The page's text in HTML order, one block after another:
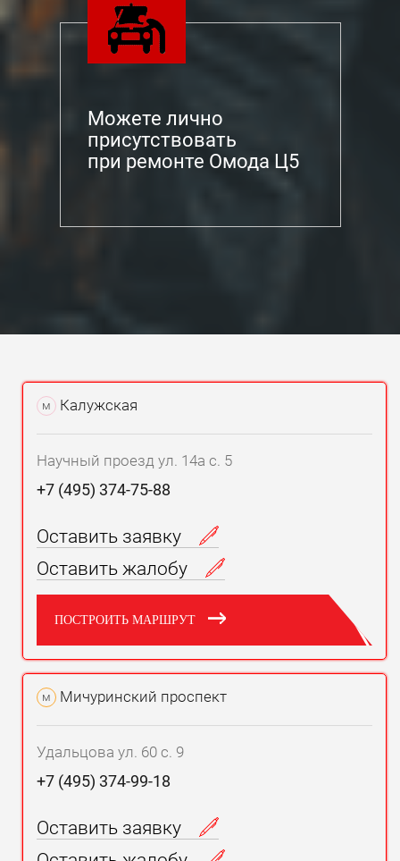
Можете лично
присутствовать
при ремонте Омода Ц5
м Калужская
Научный проезд ул. 14а с. 5
+7 (495) 374-75-88
Оставить заявку
Оставить жалобу
ПОСТРОИТЬ МАРШРУТ
м Мичуринский проспект
Удальцова ул. 60 с. 9
+7 (495) 374-99-18
Оставить заявку